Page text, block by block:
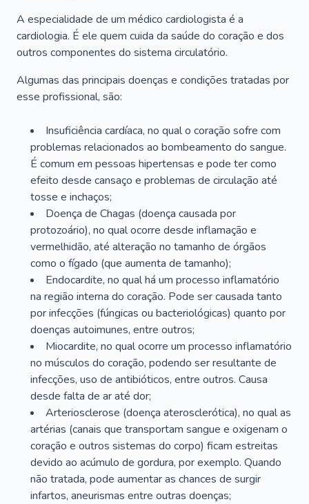
A especialidade de um médico cardiologista é a
cardiologia. É ele quem cuida da saúde do coração e dos
outros componentes do sistema circulatório.
Algumas das principais doenças e condições tratadas por
esse profissional, são:
Insuficiência cardíaca, no qual o coração sofre com
problemas relacionados ao bombeamento do sangue.
É comum em pessoas hipertensas e pode ter como
efeito desde cansaço e problemas de circulação até
tosse e inchaços;
Doença de Chagas (doença causada por
protozoário), no qual ocorre desde inflamação e
vermelhidão, até alteração no tamanho de órgãos
como o fígado (que aumenta de tamanho);
Endocardite, no qual há um processo inflamatório
na região interna do coração. Pode ser causada tanto
por infecções (fúngicas ou bacteriológicas) quanto por
doenças autoimunes, entre outros;
Miocardite, no qual ocorre um processo inflamatório
no músculos do coração, podendo ser resultante de
infecções, uso de antibióticos, entre outros. Causa
desde falta de ar até dor;
Arteriosclerose (doença aterosclerótica), no qual as
artérias (canais que transportam sangue e oxigenam o
coração e outros sistemas do corpo) ficam estreitas
devido ao acúmulo de gordura, por exemplo. Quando
não tratada, pode aumentar as chances de surgir
infartos, aneurismas entre outras doenças;